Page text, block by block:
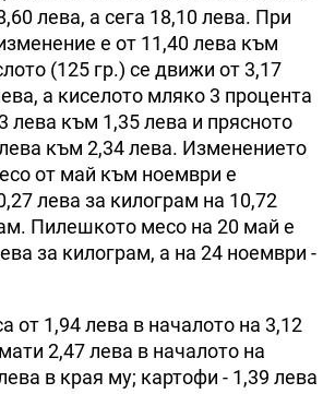
лева, а сега 18,10 лева. При
е от 11,40 лева към
(125 гр.) се движи от 3,17
а киселото мляко 3 процента
лева към 1,35 лева и прясното
към 2,34 лева. Изменението
от май към ноември е
лева за килограм на 10,72
Пилешкото месо на 20 май е
за килограм, а на 24 ноември -
от 1,94 лева в началото на 3,12
2,47 лева в началото на
в края му; картофи - 1,39 лева